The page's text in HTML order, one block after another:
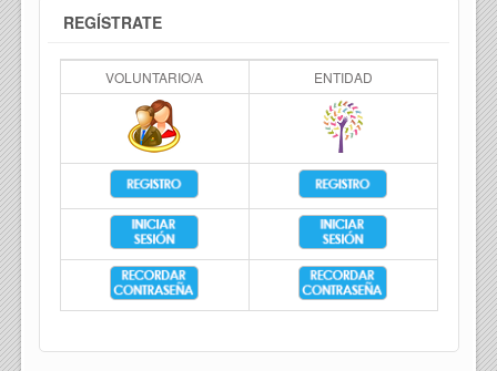
REGÍSTRATE
VOLUNTARIO/A ENTIDAD